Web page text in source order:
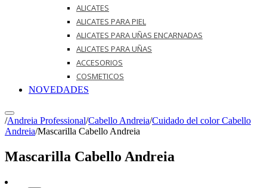
ALICATES
ALICATES PARA PIEL
ALICATES PARA UÑAS ENCARNADAS
ALICATES PARA UÑAS
ACCESORIOS
COSMETICOS
NOVEDADES
/Andreia Professional/Cabello Andreia/Cuidado del color Cabello
Andreia/Mascarilla Cabello Andreia
Mascarilla Cabello Andreia